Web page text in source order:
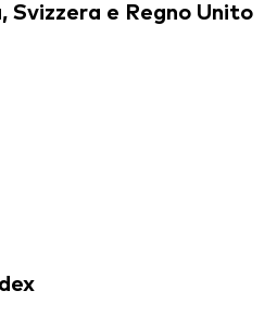
Svizzera e Regno Unito